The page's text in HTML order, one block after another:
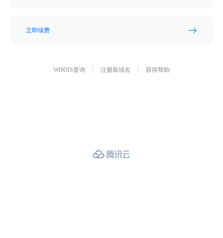
立即续费
WHOIS查询 注册新域名 获得帮助